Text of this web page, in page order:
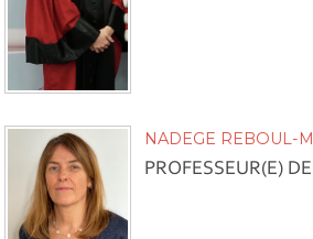
NADEGE REBOUL-
PROFESSEUR(E)